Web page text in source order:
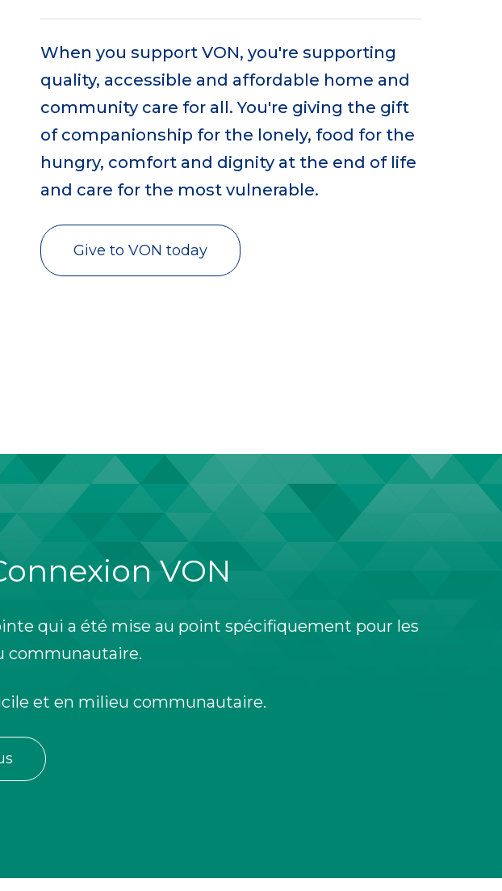
When you support VON, you're supporting
quality, accessible and affordable home and
community care for all. You're giving the gift
of companionship for the lonely, food for the
hungry, comfort and dignity at the end of life
and care for the most vulnerable.
Give to VON today
VON
qui a été mise au point spécifiquement pour les
communautaire.
et en milieu communautaire.